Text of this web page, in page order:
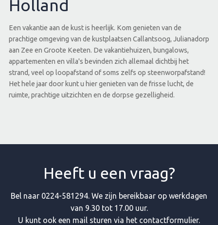
Holland
Een vakantie aan de kust is heerlijk. Kom genieten van de
prachtige omgeving van de kustplaatsen Callantsoog, Julianadorp
aan Zee en Groote Keeten. De vakantiehuizen, bungalows,
appartementen en villa's bevinden zich allemaal dichtbij het
strand, veel op loopafstand of soms zelfs op steenworpafstand!
Het hele jaar door kunt u hier genieten van de frisse lucht, de
ruimte, prachtige uitzichten en de dorpse gezelligheid.
Heeft u een vraag?
Bel naar 0224-581294. We zijn bereikbaar op werkdagen
van 9.30 tot 17.00 uur.
U kunt ook een mail sturen via het contactformulier.